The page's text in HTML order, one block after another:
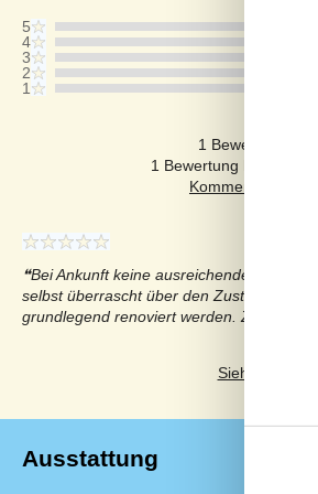
5
4
3
2
1
1 Bewertung hat
1 Bewertung hat einen
Bei Ankunft keine ausreichende
selbst überrascht über den Zustand
grundlegend renoviert werden. Zustand
Siehe
Ausstattung